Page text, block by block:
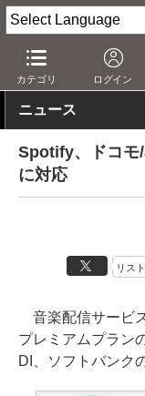
カテゴリ ログイン
AV Watch コンテン
ニュース
Spotify、ドコモ
に対応
リスト
音楽配信サービ
プレミアムプラン
DI、ソフトバンク